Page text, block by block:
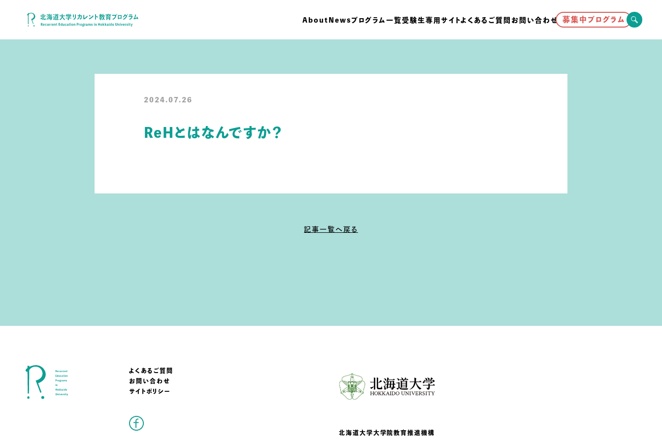
AboutNewsプログラム一覧受験生専用サイトよくあるご質問 お問い合わせ 募集中プログラム
2024.07.26
ReHとはなんですか？
記事一覧へ戻る
よくあるご質問
お問い合わせ
サイトポリシー
北海道大学大学院教育推進機構